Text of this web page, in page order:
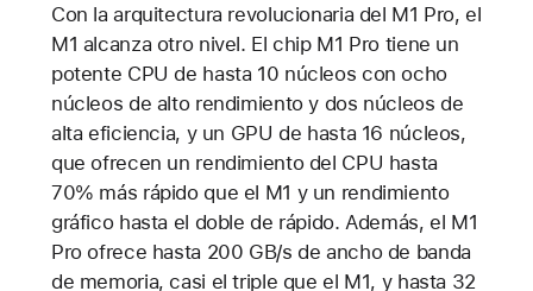
Con la arquitectura revolucionaria del M1 Pro, el
M1 alcanza otro nivel. El chip M1 Pro tiene un
potente CPU de hasta 10 núcleos con ocho
núcleos de alto rendimiento y dos núcleos de
alta eficiencia, y un GPU de hasta 16 núcleos,
que ofrecen un rendimiento del CPU hasta
70% más rápido que el M1 y un rendimiento
gráfico hasta el doble de rápido. Además, el M1
Pro ofrece hasta 200 GB/s de ancho de banda
de memoria, casi el triple que el M1, y hasta 32